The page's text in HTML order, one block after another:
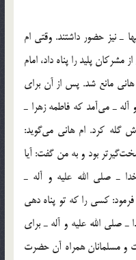
ـ نیز حضور داشتند. وقتی ام
پلید را پناه داد، امام
مانع شد. پس از آن برای
آله ـ می‌آمد كه فاطمه زهرا ـ
گله كرد. ام هانی می‌گوید:
بود و به من گفت: آیا
ـ صلی الله علیه و آله ـ
كسی را كه تو پناه دهی
رسول خدا ـ صلی الله علیه و آله ـ برای
و مسلمانان همراه آن حضرت